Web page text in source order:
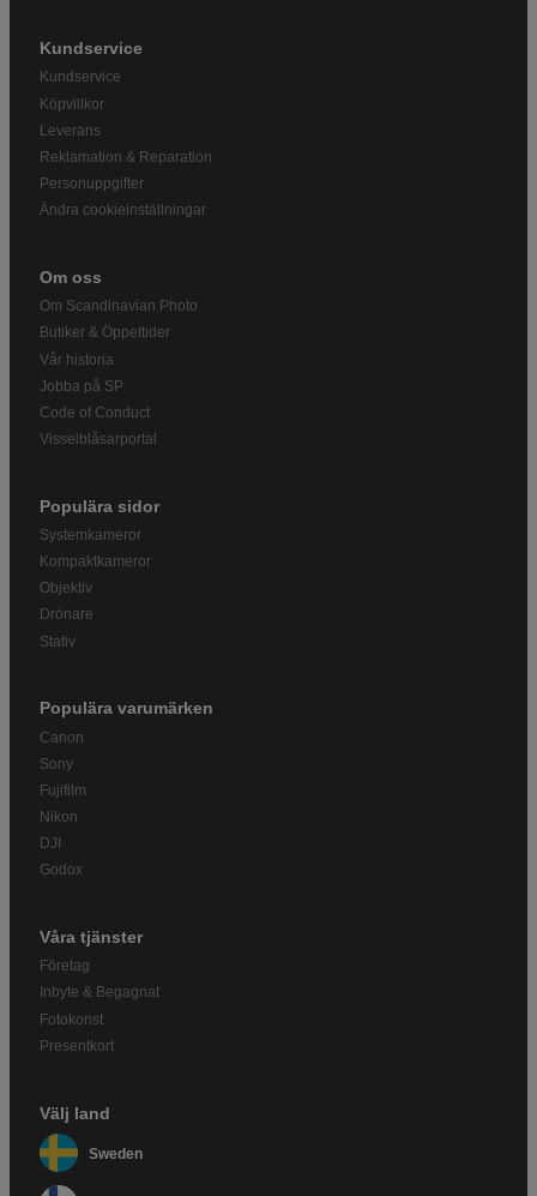
Kundservice
Kundservice
Köpvillkor
Leverans
Reklamation & Reparation
Personuppgifter
Ändra cookieinställningar
Om oss
Om Scandinavian Photo
Butiker & Öppettider
Vår historia
Jobba på SP
Code of Conduct
Visselblåsarportal
Populära sidor
Systemkameror
Kompaktkameror
Objektiv
Drönare
Stativ
Populära varumärken
Canon
Sony
Fujifilm
Nikon
DJI
Godox
Våra tjänster
Företag
Inbyte & Begagnat
Fotokonst
Presentkort
Välj land
Sweden